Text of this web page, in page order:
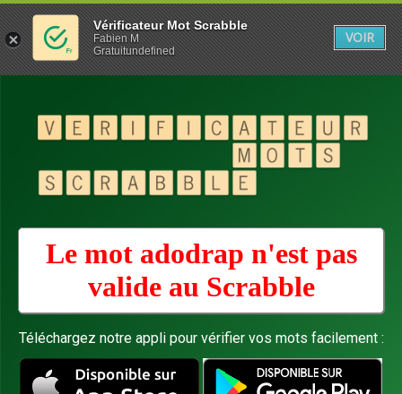
Le mot adodrap n'est pas
valide au Scrabble
Téléchargez notre appli pour vérifier vos mots facilement :
Vérificateur Mot Scrabble
Fabien M
Gratuitundefined
VOIR